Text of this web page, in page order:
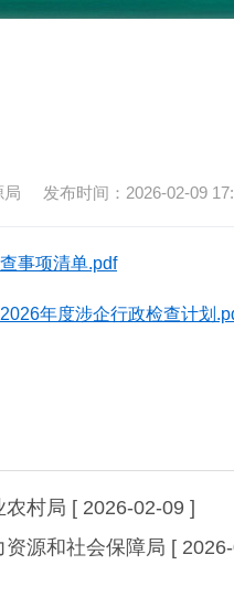
局 发布时间：2026-02-09
事项清单.pdf
年度涉企行政检查计划
农村局 [ 2026-02-09 ]
资源和社会保障局 [